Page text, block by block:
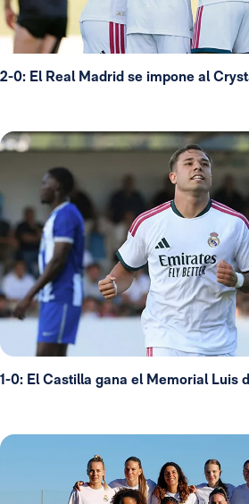
2-0: El Real Madrid se impone al
1-0: El Castilla gana el Memorial Luis